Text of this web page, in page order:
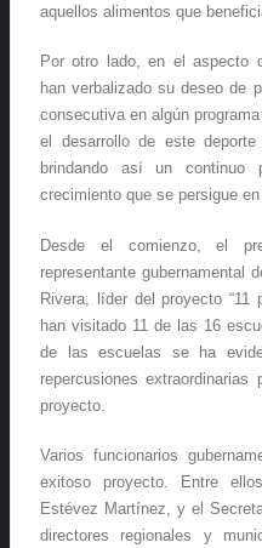
aquellos alimentos que
Por otro lado, en el aspecto
han verbalizado su deseo de
consecutiva en algún
el desarrollo de este
brindando así un continuo
crecimiento que se persigue
Desde el comienzo, el
representante gubernamental
Rivera, líder del proyecto
han visitado 11 de las 16
de las escuelas se ha
repercusiones
proyecto.
Varios funcionarios
exitoso proyecto. Entre
Estévez Martínez, y el
directores regionales y